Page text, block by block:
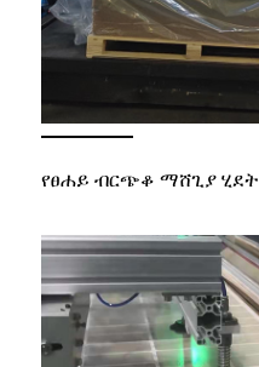
የፀሐይ ብርጭቆ ማሸጊያ ሂደት